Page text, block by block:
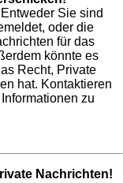
Sie sind
oder die
für das
könnte es
Recht, Private
hat. Kontaktieren
zu
Nachrichten!